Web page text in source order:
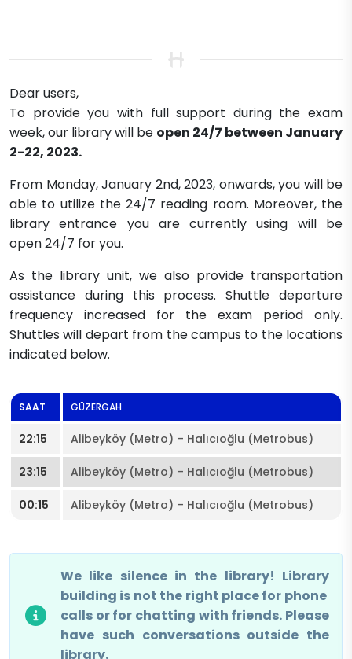
​Dear users,
To provide you with full support during the exam
week, our library will be open 24/7 between January
2-22, 2023.
From Monday, January 2nd, 2023, onwards, you will be
able to utilize the 24/7 reading room. Moreover, the
library entrance you are currently using will be
open 24/7 for you.
As the library unit, we also provide transportation
assistance during this process. Shuttle departure
frequency increased for the exam period only.
Shuttles will depart from the campus to the locations
indicated below.​
​​SAAT ​GÜZERGAH
​22:15​ ​Alibeyköy (Metro) – Halıcıoğlu (Metrobus)​
​23:15 ​Alibeyköy (Metro) – Halıcıoğlu (Metrobus)
​00:15 ​Alibeyköy (Metro) – Halıcıoğlu (Metrobus)
​We like silence in t​he library! Library
building is not the right place for phone ​
calls or for chatting with friends. Please
have such conversations outside the
library.